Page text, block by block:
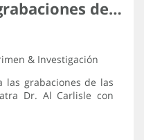
Mentes violentas, grabaciones de los asesinos
& Investigación
las grabaciones de las
Dr. Al Carlisle con